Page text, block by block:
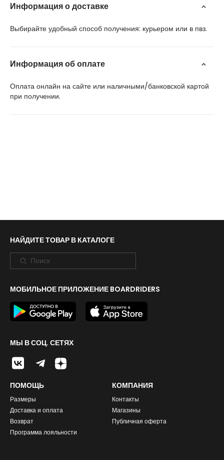
Информация о доставке
Выбирайте удобный способ получения: курьером или в пвз.
Информация об оплате
Оплата онлайн на сайте или наличными/банковской картой
при получении.
НАЙДИТЕ ТОВАР В КАТАЛОГЕ
МОБИЛЬНОЕ ПРИЛОЖЕНИЕ BOARDRIDERS
МЫ В СОЦ. СЕТЯХ
ПОМОЩЬ
Размеры
Доставка и оплата
Возврат
Программа лояльности
КОМПАНИЯ
Контакты
Магазины
Публичная оферта